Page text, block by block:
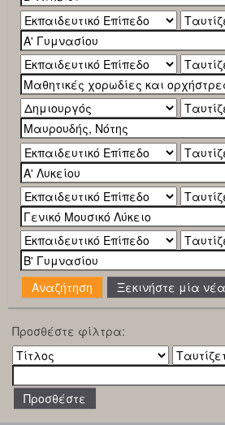
Ξεκινήστε μία
Προσθέστε φίλτρα: